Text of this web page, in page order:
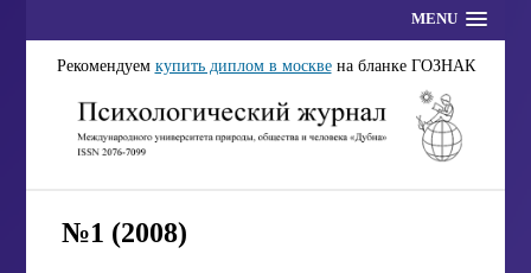
MENU
Рекомендуем купить диплом в москвена бланке ГОЗНАК
№1 (2008)